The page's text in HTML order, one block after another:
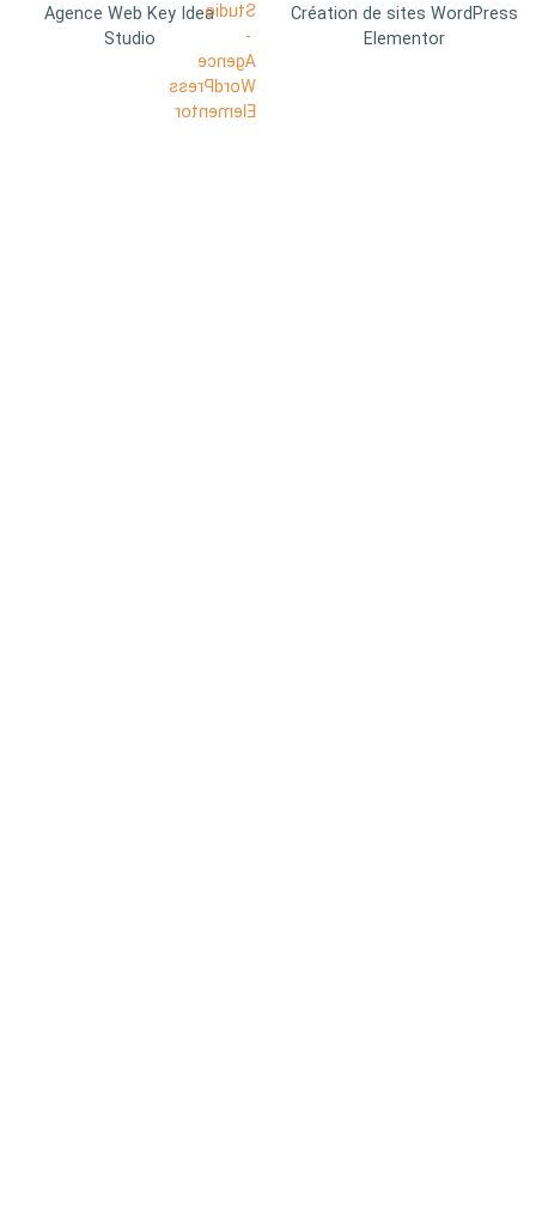
Agence Web Key Idea
Studio
Création de sites WordPress
Elementor